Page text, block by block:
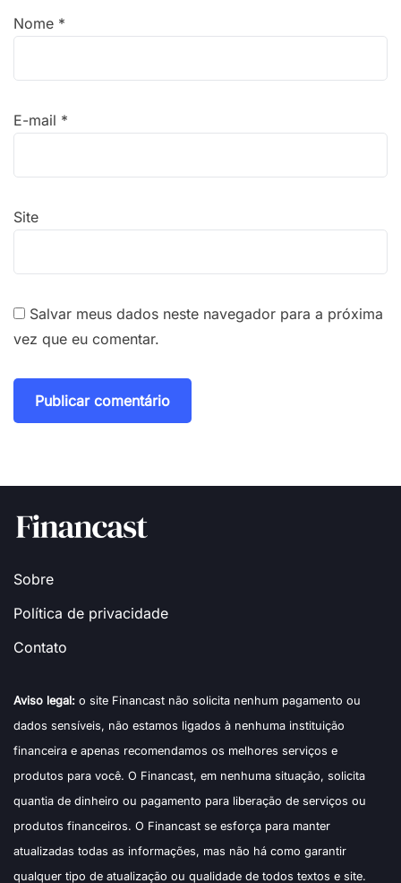
Nome *
E-mail *
Site
Salvar meus dados neste navegador para a próxima
vez que eu comentar.
Sobre
Política de privacidade
Contato
Aviso legal: o site Financast não solicita nenhum pagamento ou
dados sensíveis, não estamos ligados à nenhuma instituição
financeira e apenas recomendamos os melhores serviços e
produtos para você. O Financast, em nenhuma situação, solicita
quantia de dinheiro ou pagamento para liberação de serviços ou
produtos financeiros. O Financast se esforça para manter
atualizadas todas as informações, mas não há como garantir
qualquer tipo de atualização ou qualidade de todos textos e site.